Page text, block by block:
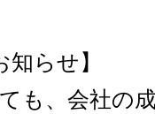
知らせ】
も、会社の